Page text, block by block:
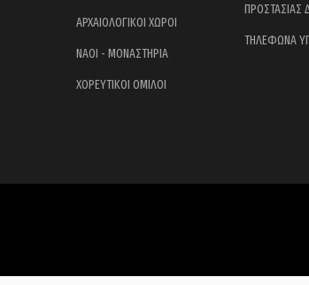
ΑΡΧΑΙΟΛΟΓΙΚΟΙ ΧΩΡΟΙ
ΝΑΟΙ - ΜΟΝΑΣΤΗΡΙΑ
ΧΟΡΕΥΤΙΚΟΙ ΟΜΙΛΟΙ
ΠΡΟΣΤΑΣΙΑΣ
ΤΗΛΕΦΩΝΑ